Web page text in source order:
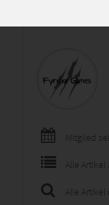
Mitglied
Alle Artikel
Alle